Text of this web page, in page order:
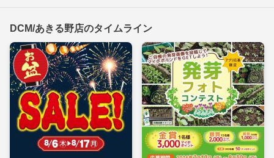
DCM/あきる野店のタイムライン